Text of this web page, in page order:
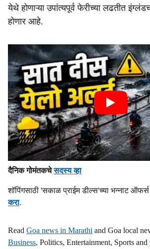
येथे होणाऱ्या उपांत्यपूर्व फेरीच्या लढतीत
होणार आहे.
दैनिक गोमंतकचेसदस्य व्हा
शॉपिंगसाठी 'सकाळ प्राईम डील्स'च्या भन्नाट ऑफर्स
करा.
Read Goa news in Marathi and Goa local
Business, Politics, Entertainment, Sports and